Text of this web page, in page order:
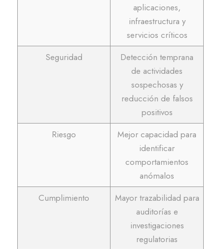
aplicaciones,
infraestructura y
servicios críticos
Seguridad
Detección temprana
de actividades
sospechosas y
reducción de falsos
positivos
Riesgo
Mejor capacidad para
identificar
comportamientos
anómalos
Cumplimiento
Mayor trazabilidad para
auditorías e
investigaciones
regulatorias